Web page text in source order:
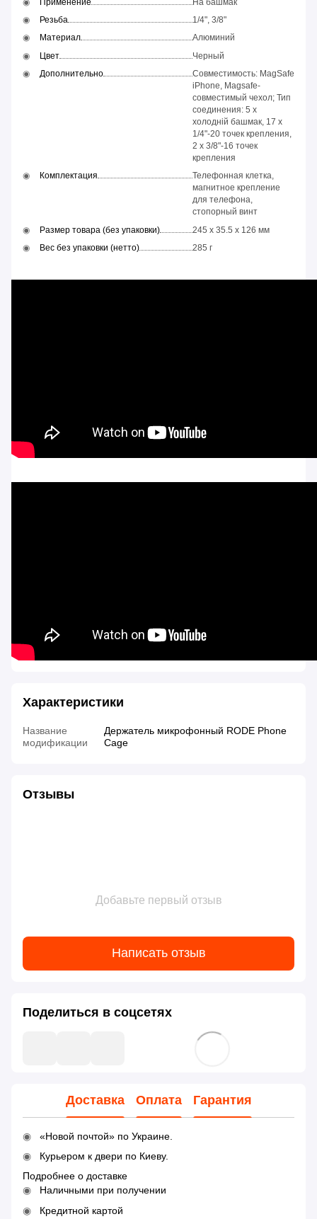
Резьба
1/4", 3/8"
Материал
Алюминий
Цвет
Черный
Дополнительно
Совместимость: MagSafe
iPhone, Magsafe-
совместимый чехол; Тип
соединения: 5 x
холодній башмак, 17 x
1/4"-20 точек крепления,
2 x 3/8"-16 точек
крепления
Комплектация
Телефонная клетка,
магнитное крепление
для телефона,
стопорный винт
Размер товара (без упаковки)
245 x 35.5 x 126 мм
Вес без упаковки (нетто)
285 г
Характеристики
Название
модификации
Держатель микрофонный RODE Phone
Cage
Отзывы
Добавьте первый отзыв
Написать отзыв
Поделиться в соцсетях
Доставка Оплата Гарантия
«Новой почтой» по Украине.
Курьером к двери по Киеву.
Подробнее о доставке
Наличными при получении
Кредитной картой